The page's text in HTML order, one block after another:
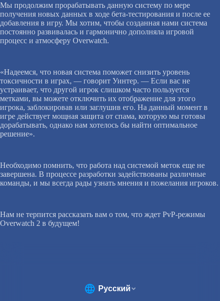
Мы продолжим прорабатывать данную систему по мере
получения новых данных в ходе бета-тестирования и после ее
добавления в игру. Мы хотим, чтобы созданная нами система
постоянно развивалась и гармонично дополняла игровой
процесс и атмосферу Overwatch.
«Надеемся, что новая система поможет снизить уровень
токсичности в играх, — говорит Уинтер. — Если вас не
устраивает, что другой игрок слишком часто пользуется
метками, вы можете отключить их отображение для этого
игрока, заблокировав или заглушив его. На данный момент в
игре действует мощная защита от спама, которую мы готовы
дорабатывать, однако нам хотелось бы найти оптимальное
решение».
Необходимо помнить, что работа над системой меток еще не
завершена. В процессе разработки задействованы различные
команды, и мы всегда рады узнать мнения и пожелания игроков.
Нам не терпится рассказать вам о том, что ждет PvP-режимы
Overwatch 2 в будущем!